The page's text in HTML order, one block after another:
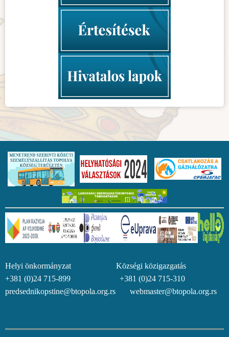
Helyi önkormányzat Községi közigazgatás
+381 (0)24 715-899 +381 (0)24 715-310
predsednikopstine@btopola.org.rs webmaster@btopola.org.rs